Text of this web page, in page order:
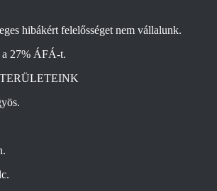
hibákért felelősséget nem vállalunk.
a 27% ÁFÁ-t.